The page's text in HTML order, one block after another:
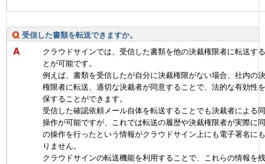
受信した書類を転送できますか。
クラウドサインでは、受信した書類を他の決裁権限者に転送す
とが可能です。
例えば、書類を受信したが自分に決裁権限がない場合、社内の
権限者に転送、適切な決裁者が同意することで、法的な有効性
保することができます。
受信した確認依頼メール自体を転送することでも決裁者による
操作が可能ですが、これでは転送の履歴や決裁権限者が実際に
の操作を行ったという情報がクラウドサイン上にも電子署名に
りません。
クラウドサインの転送機能を利用することで、これらの情報を